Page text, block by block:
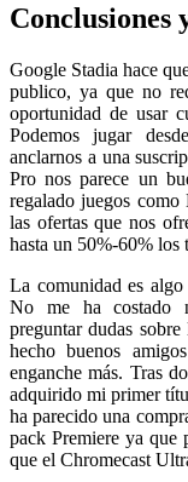
Conclusiones
Google Stadia hace
publico, ya que no
oportunidad de usar
Podemos jugar
anclarnos a una
Pro nos parece un
regalado juegos
las ofertas que nos
hasta un 50%-60% los
La comunidad es
No me ha costado
preguntar dudas
hecho buenos
enganche más. Tras
adquirido mi primer
ha parecido una
pack Premiere ya que
que el Chromecast